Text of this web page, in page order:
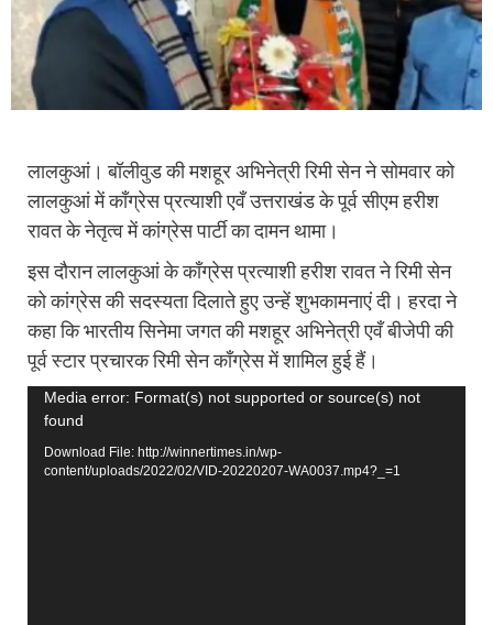
लालकुआं। बॉलीवुड की मशहूर अभिनेत्री रिमी सेन ने सोमवार को
लालकुआं में काँग्रेस प्रत्याशी एवँ उत्तराखंड के पूर्व सीएम हरीश
रावत के नेतृत्व में कांग्रेस पार्टी का दामन थामा।
इस दौरान लालकुआं के काँग्रेस प्रत्याशी हरीश रावत ने रिमी सेन
को कांग्रेस की सदस्यता दिलाते हुए उन्हें शुभकामनाएं दी। हरदा ने
कहा कि भारतीय सिनेमा जगत की मशहूर अभिनेत्री एवँ बीजेपी की
पूर्व स्टार प्रचारक रिमी सेन काँग्रेस में शामिल हुई हैं।
Video
Player
Media error: Format(s) not supported or source(s) not
found
Download File: http://winnertimes.in/wp-
content/uploads/2022/02/VID-20220207-WA0037.mp4?_=1